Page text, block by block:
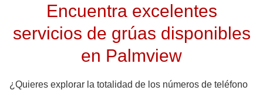
Encuentra excelentes
servicios de grúas disponibles
en Palmview
¿Quieres explorar la totalidad de los números de teléfono